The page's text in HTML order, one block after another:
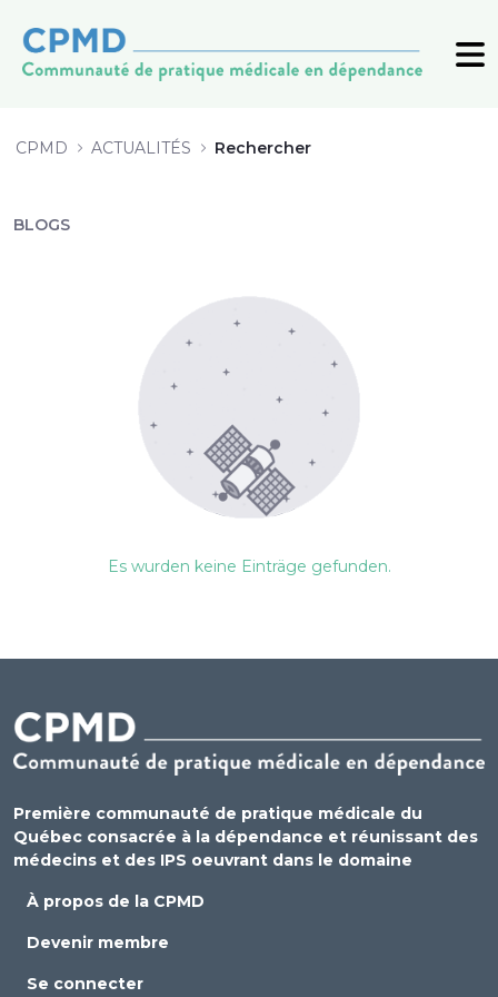
CPMD ACTUALITÉS Rechercher
BLOGS
Es wurden keine Einträge gefunden.
Première communauté de pratique médicale du
Québec consacrée à la dépendance et réunissant des
médecins et des IPS oeuvrant dans le domaine
À propos de la CPMD
Devenir membre
Se connecter